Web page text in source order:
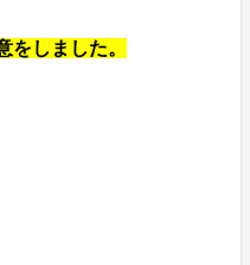
をしました。